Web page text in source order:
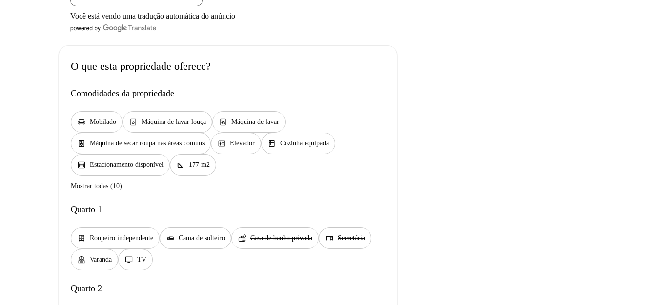
Você está vendo uma tradução automática do anúncio
O que esta propriedade oferece?
Comodidades da propriedade
chair Mobilado dishwasher_gen Máquina de lavar louça local_laundry_service Máquina de lavar
local_laundry_service Máquina de secar roupa nas áreas comuns elevator Elevador kitchen Cozinha equipada
garage Estacionamento disponível square_foot 177 m2
Mostrar todas (10)
Quarto 1
dresser Roupeiro independente airline_seat_flat Cama de solteiro soap Casa de banho privada desk Secretária
balcony Varanda tv TV
Quarto 2